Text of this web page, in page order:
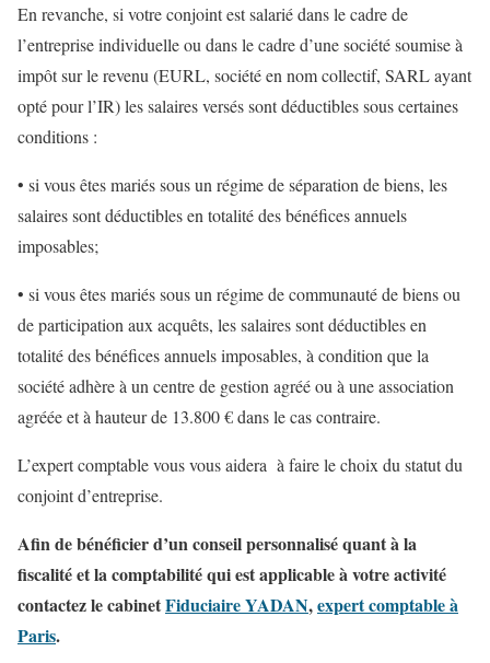
En revanche, si votre conjoint est salarié dans le cadre de
l’entreprise individuelle ou dans le cadre d’une société soumise à
impôt sur le revenu (EURL, société en nom collectif, SARL ayant
opté pour l’IR) les salaires versés sont déductibles sous certaines
conditions :
• si vous êtes mariés sous un régime de séparation de biens, les
salaires sont déductibles en totalité des bénéfices annuels
imposables;
• si vous êtes mariés sous un régime de communauté de biens ou
de participation aux acquêts, les salaires sont déductibles en
totalité des bénéfices annuels imposables, à condition que la
société adhère à un centre de gestion agréé ou à une association
agréée et à hauteur de 13.800 € dans le cas contraire.
L’expert comptable vous vous aidera à faire le choix du statut du
conjoint d’entreprise.
Afin de bénéficier d’un conseil personnalisé quant à la
fiscalité et la comptabilité qui est applicable à votre activité
contactez le cabinetFiduciaire YADAN,expert comptable à
Paris.